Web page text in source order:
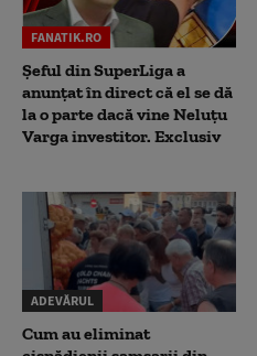
FANATIK.RO
Șeful din SuperLiga a
anunțat în direct că el se dă
la o parte dacă vine Neluțu
Varga investitor. Exclusiv
ADEVĂRUL
Cum au eliminat